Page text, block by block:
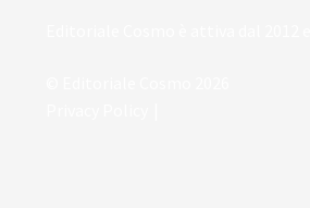
Editoriale Cosmo è attiva dal